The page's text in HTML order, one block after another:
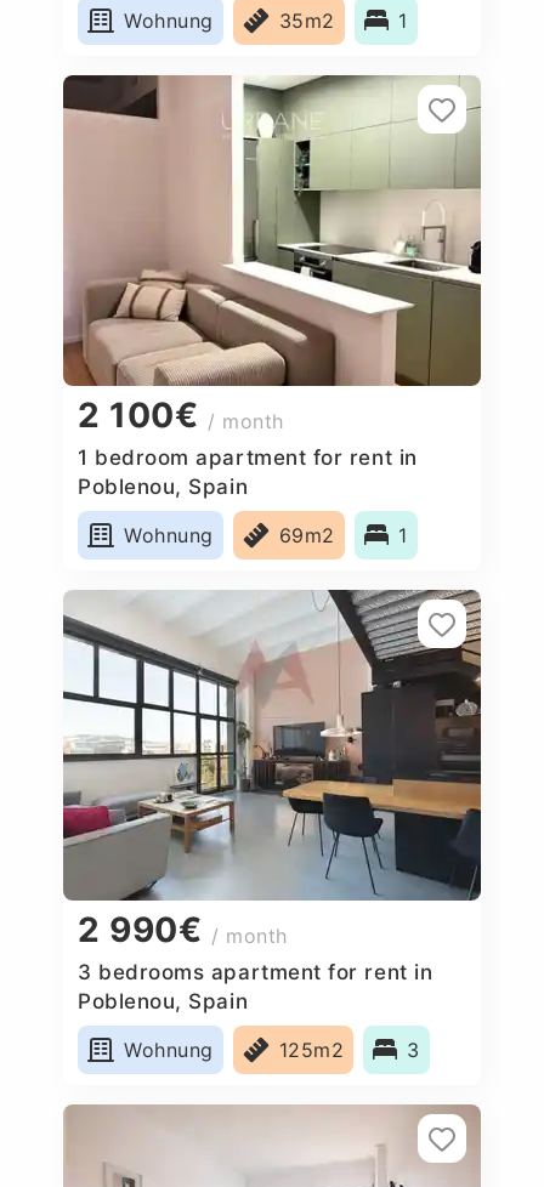
Wohnung
35m2 1
2 100€ / month
1 bedroom apartment for rent in
Poblenou, Spain
Wohnung
69m2 1
2 990€ / month
3 bedrooms apartment for rent in
Poblenou, Spain
Wohnung
125m2 3